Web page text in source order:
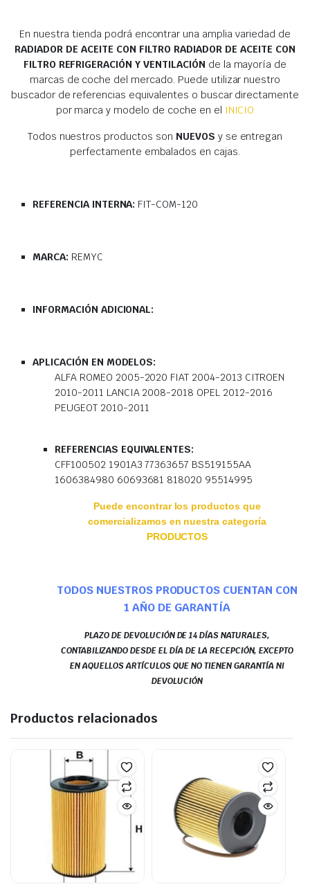
En nuestra tienda podrá encontrar una amplia variedad de
RADIADOR DE ACEITE CON FILTRO RADIADOR DE ACEITE CON
FILTRO REFRIGERACIÓN Y VENTILACIÓN de la mayoría de
marcas de coche del mercado. Puede utilizar nuestro
buscador de referencias equivalentes o buscar directamente
por marca y modelo de coche en el INICIO
Todos nuestros productos son NUEVOS y se entregan
perfectamente embalados en cajas.
REFERENCIA INTERNA: FIT-COM-120
MARCA: REMYC
INFORMACIÓN ADICIONAL:
APLICACIÓN EN MODELOS:
ALFA ROMEO 2005-2020 FIAT 2004-2013 CITROEN
2010-2011 LANCIA 2008-2018 OPEL 2012-2016
PEUGEOT 2010-2011
REFERENCIAS EQUIVALENTES:
CFF100502 1901A3 77363657 BS519155AA
1606384980 60693681 818020 95514995
Puede encontrar los productos que
comercializamos en nuestra categoría
PRODUCTOS
TODOS NUESTROS PRODUCTOS CUENTAN CON
1 AÑO DE GARANTÍA
PLAZO DE DEVOLUCIÓN DE 14 DÍAS NATURALES,
CONTABILIZANDO DESDE EL DÍA DE LA RECEPCIÓN, EXCEPTO
EN AQUELLOS ARTÍCULOS QUE NO TIENEN GARANTÍA NI
DEVOLUCIÓN
Productos relacionados